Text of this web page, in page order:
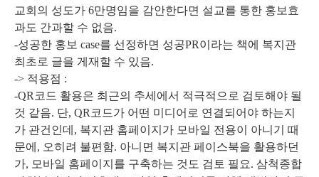
교회의 성도가 6만명임을 감안한다면 설교를 통한 홍보효
과도 간과할 수 없음.
-성공한 홍보 case를 선정하면 성공PR이라는 책에 복지관
최초로 글을 게재할 수 있음.
-> 적용점 :
-QR코드 활용은 최근의 추세에서 적극적으로 검토해야 될
것 같음. 단, QR코드가 어떤 미디어로 연결되어야 하는지
가 관건인데, 복지관 홈페이지가 모바일 전용이 아니기 때
문에, 오히려 불편함. 아니면 복지관 페이스북을 활용하던
가, 모바일 홈페이지를 구축하는 것도 검토 필요. 삼척종합